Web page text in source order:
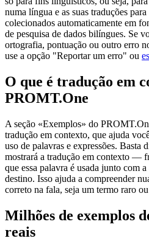
numa língua e as suas traduções
colecionados automaticamente em
de pesquisa de dados bilíngues. Se
ortografia, pontuação ou outro erro
use a opção "Reportar um erro" ou
O que é tradução em
PROMT.One
A seção «Exemplos» do
tradução em contexto, que ajuda
uso de palavras e expressões. Basta
mostrará a tradução em contexto —
que essa palavra é usada junto com
destino. Isso ajuda a compreender
correto na fala, seja um termo raro
Milhões de exemplos
reais